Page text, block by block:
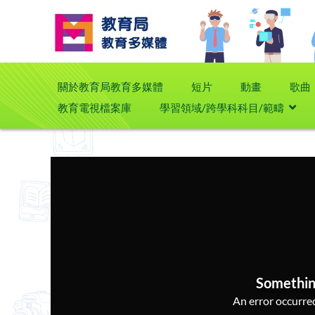
關於教育局教育多媒體 短片 動畫
歌曲
教育電視檔案庫
學習領域/跨學科科目/範疇
An error